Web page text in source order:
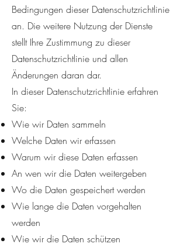
Bedingungen dieser Datenschutzrichtlinie
an. Die weitere Nutzung der Dienste
stellt Ihre Zustimmung zu dieser
Datenschutzrichtlinie und allen
Änderungen daran dar.
In dieser Datenschutzrichtlinie erfahren
Sie:
Wie wir Daten sammeln
Welche Daten wir erfassen
Warum wir diese Daten erfassen
An wen wir die Daten weitergeben
Wo die Daten gespeichert werden
Wie lange die Daten vorgehalten
werden
Wie wir die Daten schützen